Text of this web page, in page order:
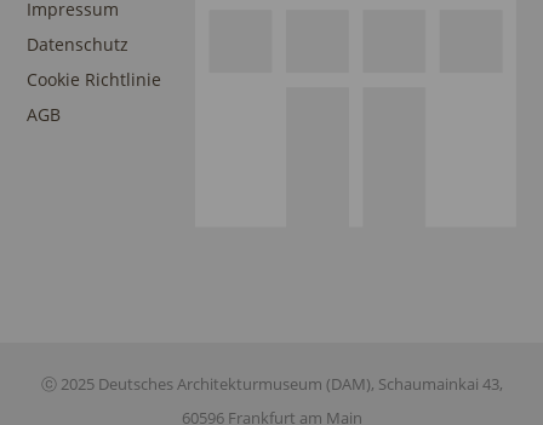
Impressum
Datenschutz
Cookie Richtlinie
AGB
ⓒ 2025 Deutsches Architekturmuseum (DAM), Schaumainkai 43,
60596 Frankfurt am Main